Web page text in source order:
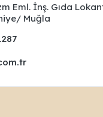
Eml. İnş. Gıda
Muğla